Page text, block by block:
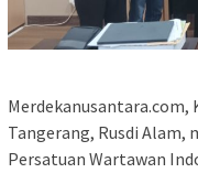
Merdekanusantara.com,
Tangerang, Rusdi Alam,
Persatuan Wartawan